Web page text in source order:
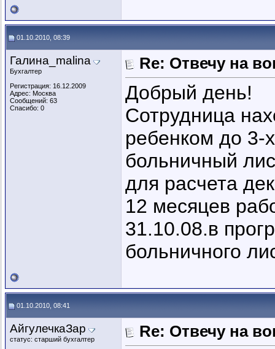
01.10.2010, 08:39
Галина_malina
Бухгалтер
Регистрация: 16.12.2009
Адрес: Москва
Сообщений: 63
Спасибо: 0
Re: Отвечу на
Добрый день!
Сотрудница
ребенком до 3-
больничный
для расчета
12 месяцев
31.10.08.в
больничного
01.10.2010, 08:41
АйгулечкаЗар
статус: старший бухгалтер Re: Отвечу на